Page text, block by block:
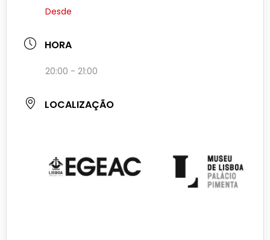
Desde
HORA
20:00 - 21:00
LOCALIZAÇÃO